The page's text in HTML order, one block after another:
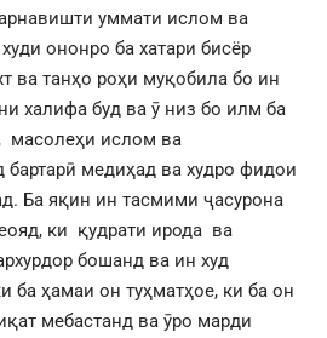
уммати ислом ва
ононро ба хатари бисёр
ва танҳо роҳи муқобила бо ин
халифа буд ва ӯ низ бо илм ба
масолеҳи ислом ва
бартарӣ медиҳад ва худро фидои
Ба яқин ин тасмими ҷасурона
ки қудрати ирода ва
бошанд ва ин худ
ба ҳамаи он туҳматҳое, ки ба он
мебастанд ва ӯро марди